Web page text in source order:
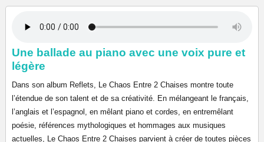
Une ballade au piano avec une voix pure et
légère
Dans son album Reflets, Le Chaos Entre 2 Chaises montre toute
l’étendue de son talent et de sa créativité. En mélangeant le français,
l’anglais et l’espagnol, en mêlant piano et cordes, en entremêlant
poésie, références mythologiques et hommages aux musiques
actuelles, Le Chaos Entre 2 Chaises parvient à créer de toutes pièces